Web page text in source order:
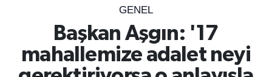
GENEL
Başkan Aşgın: '17
mahallemize adalet neyi
ÇEVRE